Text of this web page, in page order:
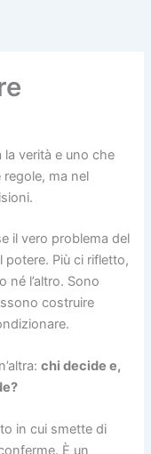
verità e uno che
ma nel
il vero problema del
Più ci rifletto,
né l’altro. Sono
costruire
chi decide e,
in cui smette di
È un